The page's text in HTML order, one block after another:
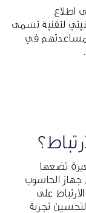
اطلاع
لتقنية تسمى
لمساعدتهم في
تضعها
جهاز الحاسوب
على
تجربة